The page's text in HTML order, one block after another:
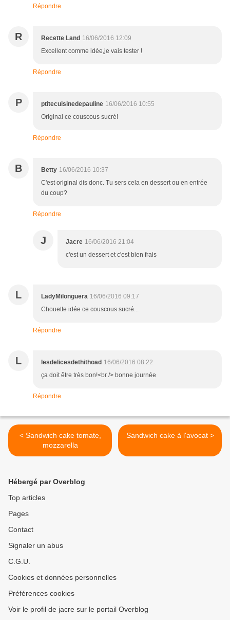
Répondre
R Recette Land 16/06/2016 12:09
Excellent comme idée,je vais tester !
Répondre
P ptitecuisinedepauline 16/06/2016 10:55
Original ce couscous sucré!
Répondre
B Betty 16/06/2016 10:37
C'est original dis donc. Tu sers cela en dessert ou en entrée
du coup?
Répondre
J Jacre 16/06/2016 21:04
c'est un dessert et c'est bien frais
L LadyMilonguera 16/06/2016 09:17
Chouette idée ce couscous sucré...
Répondre
L lesdelicesdethithoad 16/06/2016 08:22
ça doit être très bon!<br /> bonne journée
Répondre
< Sandwich cake tomate,
mozzarella
Sandwich cake à l'avocat >
Hébergé par Overblog
Top articles
Pages
Contact
Signaler un abus
C.G.U.
Cookies et données personnelles
Préférences cookies
Voir le profil de jacre sur le portail Overblog